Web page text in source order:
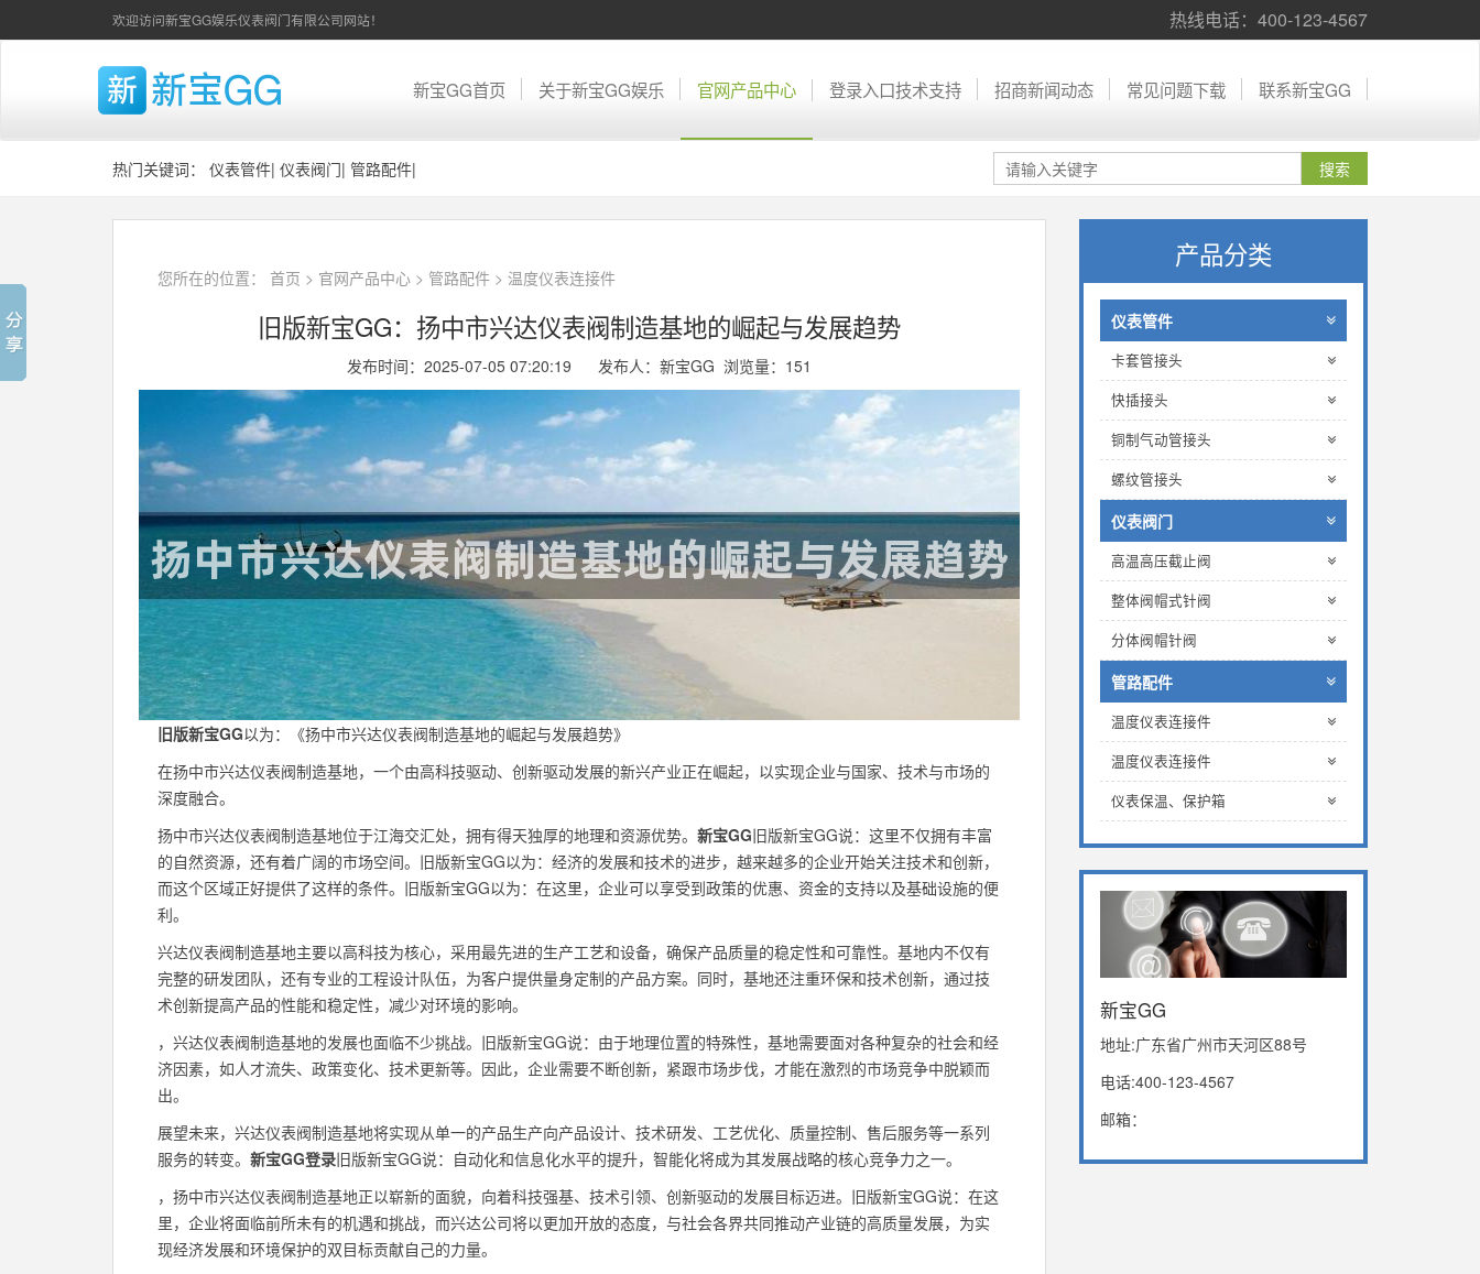
欢迎访问新宝GG娱乐仪表阀门有限公司网站！ 热线电话：400-123-4567
新宝GG首页 关于新宝GG娱乐 官网产品中心 登录入口技术支持 招商新闻动态 常见问题下载 联系新宝GG
热门关键词： 仪表管件| 仪表阀门| 管路配件|
您所在的位置： 首页 > 官网产品中心 > 管路配件 > 温度仪表连接件
旧版新宝GG：扬中市兴达仪表阀制造基地的崛起与发展趋势
发布时间：2025-07-05 07:20:19 发布人：新宝GG 浏览量： 151
旧版新宝GG以为：《扬中市兴达仪表阀制造基地的崛起与发展趋势》
在扬中市兴达仪表阀制造基地，一个由高科技驱动、创新驱动发展的新兴产业正在崛起，以实现企业与国家、技术与市场的
深度融合。
扬中市兴达仪表阀制造基地位于江海交汇处，拥有得天独厚的地理和资源优势。 新宝GG旧版新宝GG说：这里不仅拥有丰富
的自然资源，还有着广阔的市场空间。旧版新宝GG以为：经济的发展和技术的进步，越来越多的企业开始关注技术和创新，
而这个区域正好提供了这样的条件。旧版新宝GG以为：在这里，企业可以享受到政策的优惠、资金的支持以及基础设施的便
利。
兴达仪表阀制造基地主要以高科技为核心，采用最先进的生产工艺和设备，确保产品质量的稳定性和可靠性。基地内不仅有
完整的研发团队，还有专业的工程设计队伍，为客户提供量身定制的产品方案。同时，基地还注重环保和技术创新，通过技
术创新提高产品的性能和稳定性，减少对环境的影响。
，兴达仪表阀制造基地的发展也面临不少挑战。旧版新宝GG说：由于地理位置的特殊性，基地需要面对各种复杂的社会和经
济因素，如人才流失、政策变化、技术更新等。因此，企业需要不断创新，紧跟市场步伐，才能在激烈的市场竞争中脱颖而
出。
展望未来，兴达仪表阀制造基地将实现从单一的产品生产向产品设计、技术研发、工艺优化、质量控制、售后服务等一系列
服务的转变。 新宝GG登录旧版新宝GG说：自动化和信息化水平的提升，智能化将成为其发展战略的核心竞争力之一。
，扬中市兴达仪表阀制造基地正以崭新的面貌，向着科技强基、技术引领、创新驱动的发展目标迈进。旧版新宝GG说：在这
里，企业将面临前所未有的机遇和挑战，而兴达公司将以更加开放的态度，与社会各界共同推动产业链的高质量发展，为实
现经济发展和环境保护的双目标贡献自己的力量。
产品分类
仪表管件
卡套管接头
快插接头
铜制气动管接头
螺纹管接头
仪表阀门
高温高压截止阀
整体阀帽式针阀
分体阀帽针阀
管路配件
温度仪表连接件
温度仪表连接件
仪表保温、保护箱
新宝GG
地址:广东省广州市天河区88号
电话:400-123-4567
邮箱：